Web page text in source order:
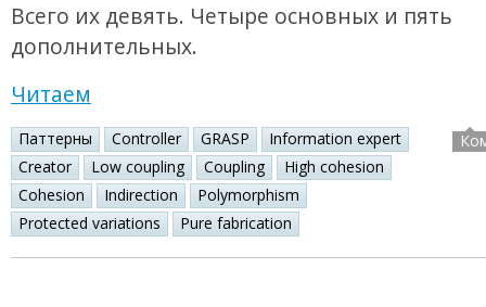
Всего их девять. Четыре основных и пять
дополнительных.
Читаем
Паттерны Controller GRASP
Information expert
Creator
Low coupling Coupling
High cohesion
Cohesion
Indirection
Polymorphism
Protected variations
Pure fabrication